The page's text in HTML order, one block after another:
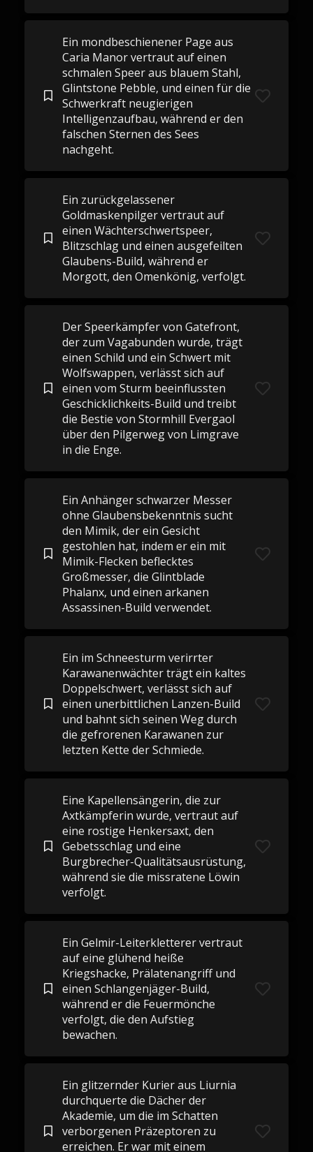
Ein mondbeschienener Page aus
Caria Manor vertraut auf einen
schmalen Speer aus blauem Stahl,
Glintstone Pebble, und einen für die
Schwerkraft neugierigen
Intelligenzaufbau, während er den
falschen Sternen des Sees
nachgeht.
Ein zurückgelassener
Goldmaskenpilger vertraut auf
einen Wächterschwertspeer,
Blitzschlag und einen ausgefeilten
Glaubens-Build, während er
Morgott, den Omenkönig, verfolgt.
Der Speerkämpfer von Gatefront,
der zum Vagabunden wurde, trägt
einen Schild und ein Schwert mit
Wolfswappen, verlässt sich auf
einen vom Sturm beeinflussten
Geschicklichkeits-Build und treibt
die Bestie von Stormhill Evergaol
über den Pilgerweg von Limgrave
in die Enge.
Ein Anhänger schwarzer Messer
ohne Glaubensbekenntnis sucht
den Mimik, der ein Gesicht
gestohlen hat, indem er ein mit
Mimik-Flecken beflecktes
Großmesser, die Glintblade
Phalanx, und einen arkanen
Assassinen-Build verwendet.
Ein im Schneesturm verirrter
Karawanenwächter trägt ein kaltes
Doppelschwert, verlässt sich auf
einen unerbittlichen Lanzen-Build
und bahnt sich seinen Weg durch
die gefrorenen Karawanen zur
letzten Kette der Schmiede.
Eine Kapellensängerin, die zur
Axtkämpferin wurde, vertraut auf
eine rostige Henkersaxt, den
Gebetsschlag und eine
Burgbrecher-Qualitätsausrüstung,
während sie die missratene Löwin
verfolgt.
Ein Gelmir-Leiterkletterer vertraut
auf eine glühend heiße
Kriegshacke, Prälatenangriff und
einen Schlangenjäger-Build,
während er die Feuermönche
verfolgt, die den Aufstieg
bewachen.
Ein glitzernder Kurier aus Liurnia
durchquerte die Dächer der
Akademie, um die im Schatten
verborgenen Präzeptoren zu
erreichen. Er war mit einem